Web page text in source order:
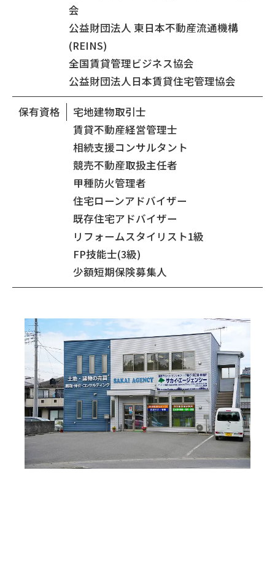
会
公益財団法人 東日本不動産流通機構
(REINS)
全国賃貸管理ビジネス協会
公益財団法人日本賃貸住宅管理協会
保有資格
宅地建物取引士
賃貸不動産経営管理士
相続支援コンサルタント
競売不動産取扱主任者
甲種防火管理者
住宅ローンアドバイザー
既存住宅アドバイザー
リフォームスタイリスト1級
FP技能士(3級)
少額短期保険募集人